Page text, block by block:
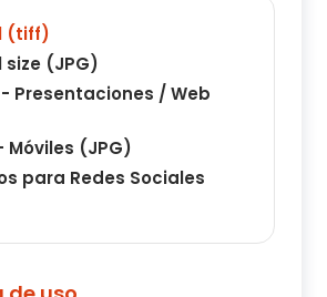
(tiff)
size (JPG)
Presentaciones / Web
Móviles (JPG)
para Redes Sociales